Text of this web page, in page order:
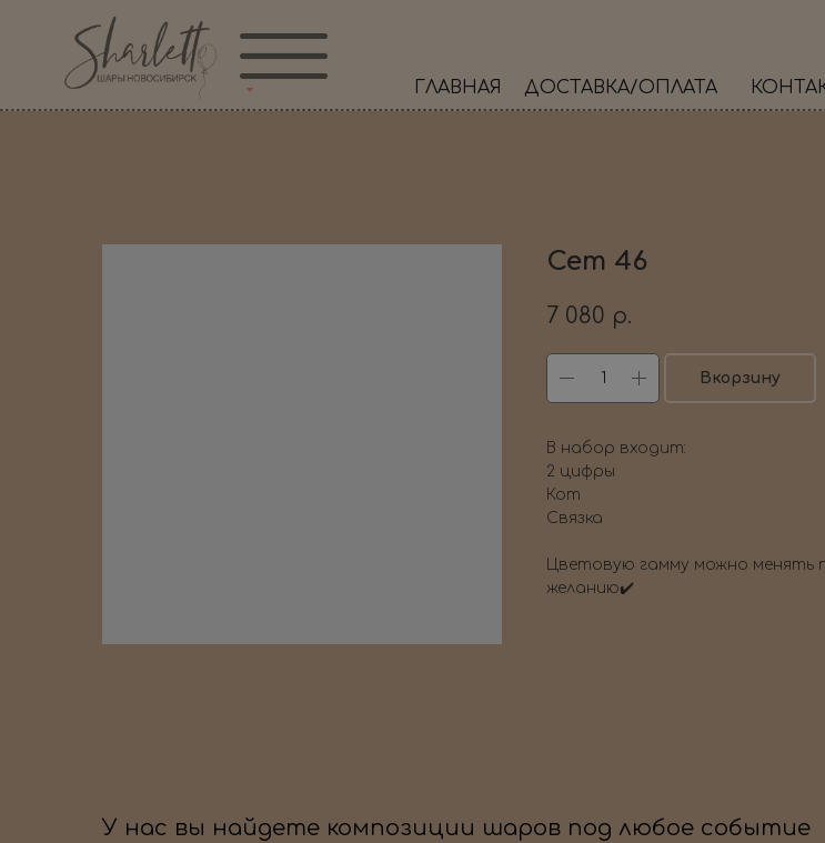
ДОСТАВКА/ОПЛАТА
ГЛАВНАЯ
Сет 46
7 080 р.
Вкорзину
В набор входит:
2 цифры
Кот
Связка
Цветовую гамму можно менять
желанию✔️
У нас вы найдете композиции шаров под любое событие